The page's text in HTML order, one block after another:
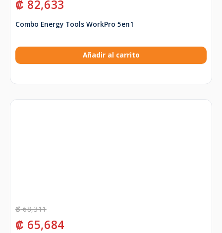
₡ 82,633
Combo Energy Tools WorkPro 5en1
Añadir al carrito
₡68,311
₡ 65,684